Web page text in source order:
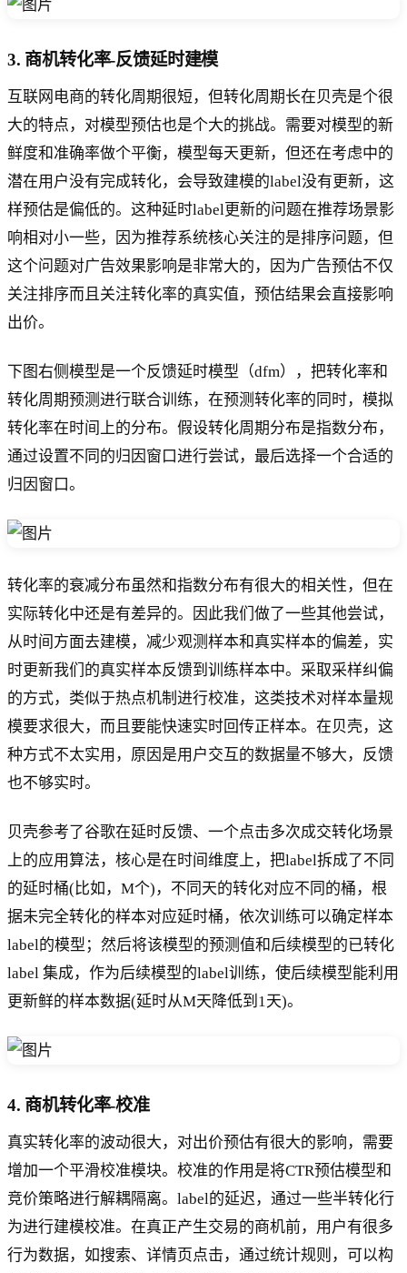
3. 商机转化率-反馈延时建模
互联网电商的转化周期很短，但转化周期长在贝壳是个很
大的特点，对模型预估也是个大的挑战。需要对模型的新
鲜度和准确率做个平衡，模型每天更新，但还在考虑中的
潜在用户没有完成转化，会导致建模的label没有更新，这
样预估是偏低的。这种延时label更新的问题在推荐场景影
响相对小一些，因为推荐系统核心关注的是排序问题，但
这个问题对广告效果影响是非常大的，因为广告预估不仅
关注排序而且关注转化率的真实值，预估结果会直接影响
出价。
下图右侧模型是一个反馈延时模型（dfm），把转化率和
转化周期预测进行联合训练，在预测转化率的同时，模拟
转化率在时间上的分布。假设转化周期分布是指数分布，
通过设置不同的归因窗口进行尝试，最后选择一个合适的
归因窗口。
转化率的衰减分布虽然和指数分布有很大的相关性，但在
实际转化中还是有差异的。因此我们做了一些其他尝试，
从时间方面去建模，减少观测样本和真实样本的偏差，实
时更新我们的真实样本反馈到训练样本中。采取采样纠偏
的方式，类似于热点机制进行校准，这类技术对样本量规
模要求很大，而且要能快速实时回传正样本。在贝壳，这
种方式不太实用，原因是用户交互的数据量不够大，反馈
也不够实时。
贝壳参考了谷歌在延时反馈、一个点击多次成交转化场景
上的应用算法，核心是在时间维度上，把label拆成了不同
的延时桶(比如，M个)，不同天的转化对应不同的桶，根
据未完全转化的样本对应延时桶，依次训练可以确定样本
label的模型；然后将该模型的预测值和后续模型的已转化
label 集成，作为后续模型的label训练，使后续模型能利用
更新鲜的样本数据(延时从M天降低到1天)。
4. 商机转化率-校准
真实转化率的波动很大，对出价预估有很大的影响，需要
增加一个平滑校准模块。校准的作用是将CTR预估模型和
竞价策略进行解耦隔离。label的延迟，通过一些半转化行
为进行建模校准。在真正产生交易的商机前，用户有很多
行为数据，如搜索、详情页点击，通过统计规则，可以构